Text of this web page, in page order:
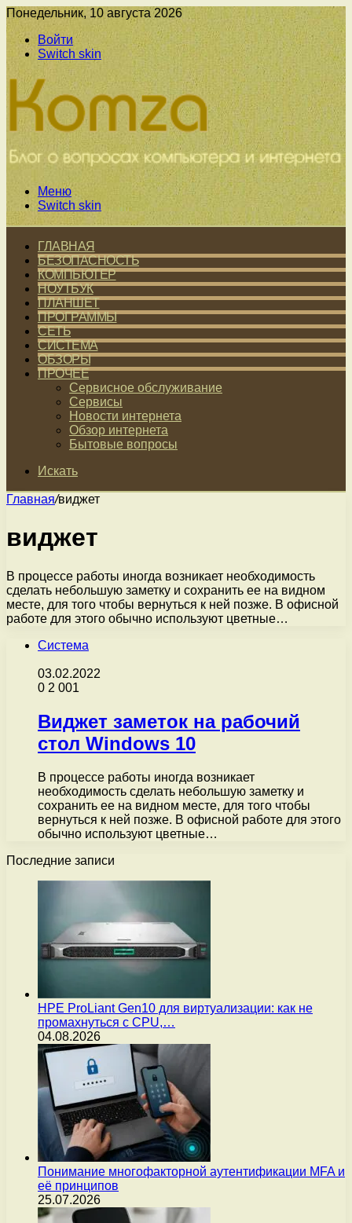
Понедельник, 10 августа 2026
Войти
Switch skin
Меню
Switch skin
ГЛАВНАЯ
БЕЗОПАСНОСТЬ
КОМПЬЮТЕР
НОУТБУК
ПЛАНШЕТ
ПРОГРАММЫ
СЕТЬ
СИСТЕМА
ОБЗОРЫ
ПРОЧЕЕ
Сервисное обслуживание
Сервисы
Новости интернета
Обзор интернета
Бытовые вопросы
Искать
Главная/виджет
виджет
В процессе работы иногда возникает необходимость
сделать небольшую заметку и сохранить ее на видном
месте, для того чтобы вернуться к ней позже. В офисной
работе для этого обычно используют цветные…
Система
03.02.2022
0 2 001
Виджет заметок на рабочий
стол Windows 10
В процессе работы иногда возникает
необходимость сделать небольшую заметку и
сохранить ее на видном месте, для того чтобы
вернуться к ней позже. В офисной работе для этого
обычно используют цветные…
Последние записи
HPE ProLiant Gen10 для виртуализации: как не
промахнуться с CPU,…
04.08.2026
Понимание многофакторной аутентификации MFA и
её принципов
25.07.2026